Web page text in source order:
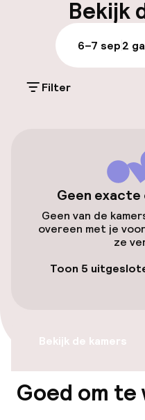
Parkeren &
(buiten)
Toegankelijkheid
Overal
Ligstoelen
Stoombad
Turks stoombad
Bekijk
6–7 sep2
Filter
Geen
Geen van de
overeen met je
ze
Toon 5
Bekijk de kamers
Goed om te